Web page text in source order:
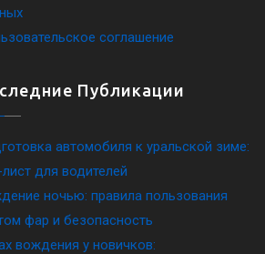
соглашение
Публикации
автомобиля к уральской зиме:
для водителей
ночью: правила пользования
фар и безопасность
вождения у новичков: